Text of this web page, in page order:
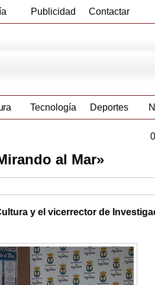
Publicidad Contactar
Tecnología Deportes
al Mar»
y el vicerrector de